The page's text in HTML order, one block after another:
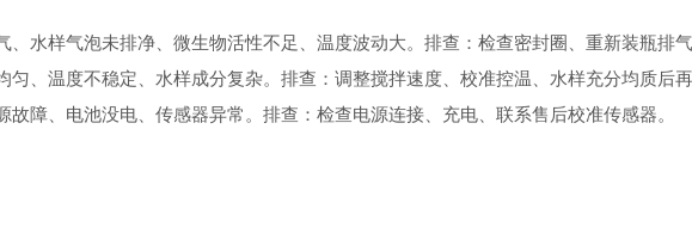
、水样气泡未排净、微生物活性不足、温度波动大。排查：检查密封圈、重新装瓶排
匀、温度不稳定、水样成分复杂。排查：调整搅拌速度、校准控温、水样充分均质后再
故障、电池没电、传感器异常。排查：检查电源连接、充电、联系售后校准传感器。